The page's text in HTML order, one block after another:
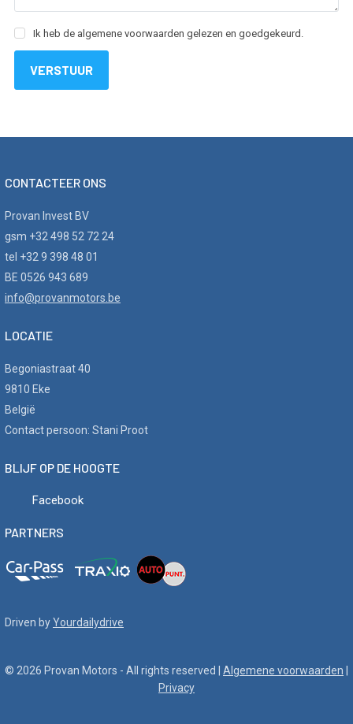
Ik heb de algemene voorwaarden gelezen en goedgekeurd.
VERSTUUR
CONTACTEER ONS
Provan Invest BV
gsm +32 498 52 72 24
tel +32 9 398 48 01
BE 0526 943 689
info@provanmotors.be
LOCATIE
Begoniastraat 40
9810 Eke
België
Contact persoon: Stani Proot
BLIJF OP DE HOOGTE
Facebook
PARTNERS
Driven byYourdailydrive
© 2026 Provan Motors - All rights reserved | Algemene voorwaarden
Privacy